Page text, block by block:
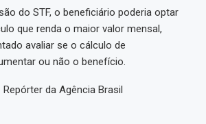
do STF, o beneficiário poderia optar
que renda o maior valor mensal,
avaliar se o cálculo de
ou não o benefício.
da Agência Brasil